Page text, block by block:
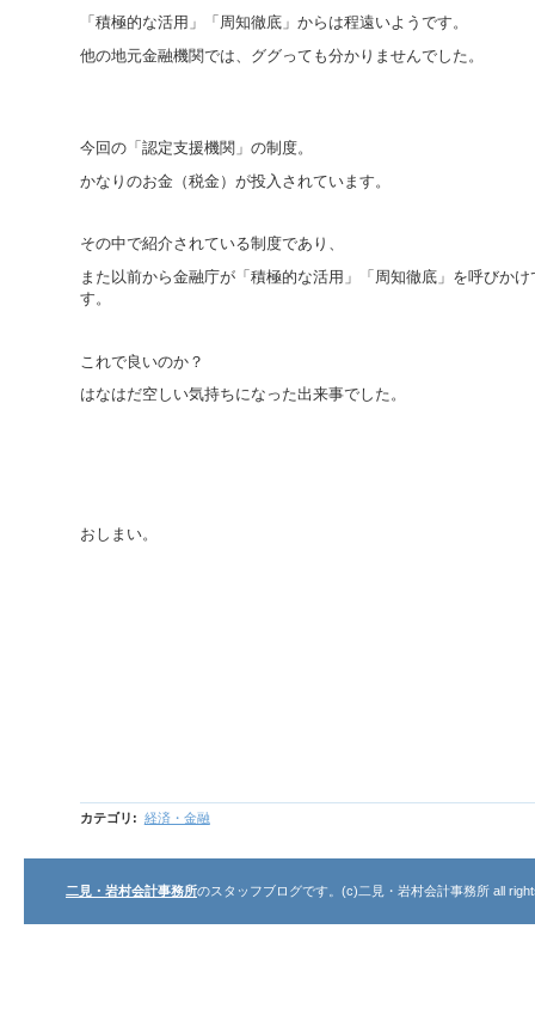
「積極的な活用」「周知徹底」からは程遠いようです。
他の地元金融機関では、ググっても分かりませんでした。
今回の「認定支援機関」の制度。
かなりのお金（税金）が投入されています。
その中で紹介されている制度であり、
また以前から金融庁が「積極的な活用」「周知徹底」を呼びか
す。
これで良いのか？
はなはだ空しい気持ちになった出来事でした。
おしまい。
カテゴリ : 経済・金融
二見・岩村会計事務所のスタッフブログです。(c)二見・岩村会計事務所 all